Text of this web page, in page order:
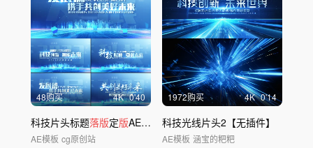
48购买 4K 0'40
科技片头标题落版定版AE模板
AE模板 cg原创站
1972购买 4K 0'14
科技光线片头2【无插件】
AE模板 涵宝的粑粑